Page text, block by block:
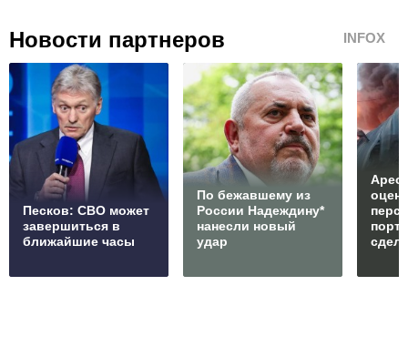
Новости партнеров INFOX
Песков: СВО может
завершиться в
ближайшие часы
По бежавшему из
России Надеждину*
нанесли новый
удар